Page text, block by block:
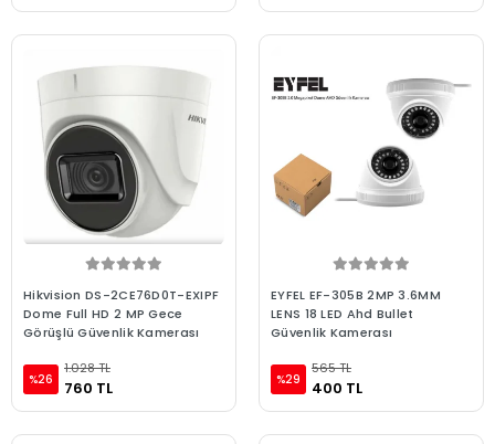
Hikvision DS-2CE76D0T-EXIPF
Dome Full HD 2 MP Gece
Görüşlü Güvenlik Kamerası
%26
1.028 TL
760 TL
EYFEL EF-305B 2MP 3.6MM
LENS 18 LED Ahd Bullet
Güvenlik Kamerası
%29
565 TL
400 TL